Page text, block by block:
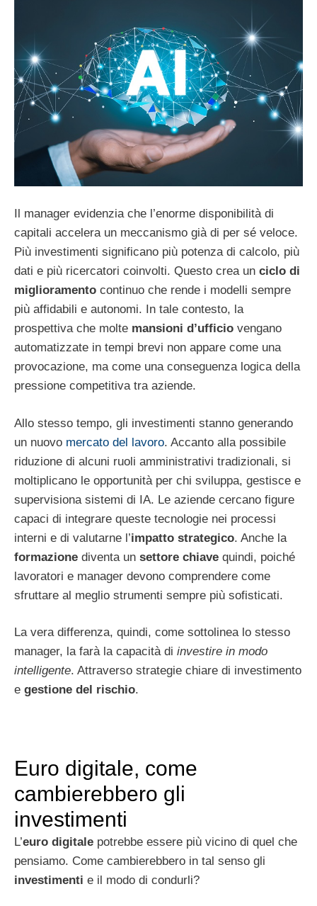
Il manager evidenzia che l’enorme disponibilità di
capitali accelera un meccanismo già di per sé veloce.
Più investimenti significano più potenza di calcolo, più
dati e più ricercatori coinvolti. Questo crea un ciclo di
miglioramento continuo che rende i modelli sempre
più affidabili e autonomi. In tale contesto, la
prospettiva che molte mansioni d’ufficio vengano
automatizzate in tempi brevi non appare come una
provocazione, ma come una conseguenza logica della
pressione competitiva tra aziende.
Allo stesso tempo, gli investimenti stanno generando
un nuovo mercato del lavoro. Accanto alla possibile
riduzione di alcuni ruoli amministrativi tradizionali, si
moltiplicano le opportunità per chi sviluppa, gestisce e
supervisiona sistemi di IA. Le aziende cercano figure
capaci di integrare queste tecnologie nei processi
interni e di valutarne l’impatto strategico. Anche la
formazione diventa un settore chiave quindi, poiché
lavoratori e manager devono comprendere come
sfruttare al meglio strumenti sempre più sofisticati.
La vera differenza, quindi, come sottolinea lo stesso
manager, la farà la capacità di investire in modo
intelligente. Attraverso strategie chiare di investimento
e gestione del rischio.
Euro digitale, come
cambierebbero gli
investimenti
L’euro digitale potrebbe essere più vicino di quel che
pensiamo. Come cambierebbero in tal senso gli
investimenti e il modo di condurli?